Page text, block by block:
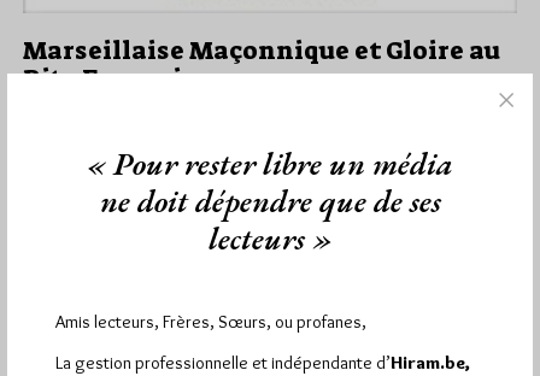
Marseillaise Maçonnique et Gloire au
Rite Français
Lundi 30/12/13
Lu 1260 fois
Lire les paroles de la Marseillaise Maçonnique écrites par un
anonyme au 19e siècle, c'est une chose. L'entendre retentir
« Pour rester libre un média
ne doit dépendre que de ses
lecteurs »
Amis lecteurs, Frères, Sœurs, ou profanes,
La gestion professionnelle et indépendante d’Hiram.be,